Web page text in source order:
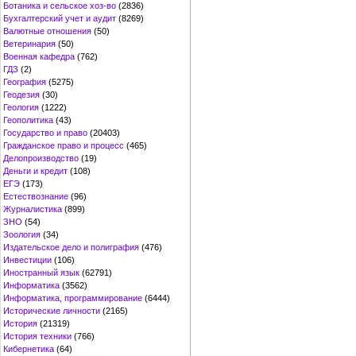
Ботаника и сельское хоз-во (2836)
Бухгалтерский учет и аудит (8269)
Валютные отношения (50)
Ветеринария (50)
Военная кафедра (762)
ГДЗ (2)
География (5275)
Геодезия (30)
Геология (1222)
Геополитика (43)
Государство и право (20403)
Гражданское право и процесс (465)
Делопроизводство (19)
Деньги и кредит (108)
ЕГЭ (173)
Естествознание (96)
Журналистика (899)
ЗНО (54)
Зоология (34)
Издательское дело и полиграфия (476)
Инвестиции (106)
Иностранный язык (62791)
Информатика (3562)
Информатика, программирование (6444)
Исторические личности (2165)
История (21319)
История техники (766)
Кибернетика (64)